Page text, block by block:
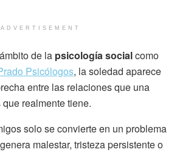
ADVERTISEMENT
de la psicología socialcomo
Psicólogos, la soledad aparece
entre las relaciones que una
realmente tiene.
solo se convierte en un problema
malestar, tristeza persistente o